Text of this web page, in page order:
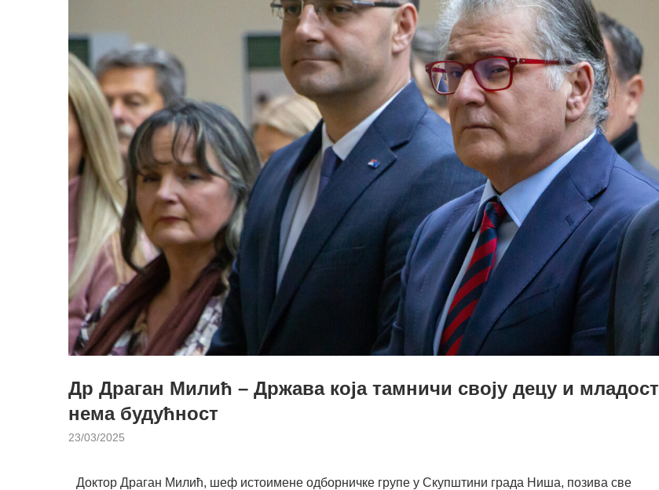
Др Драган Милић – Држава која тамничи своју децу и младост
нема будућност
23/03/2025
Доктор Драган Милић, шеф истоимене одборничке групе у Скупштини града Ниша, позива све